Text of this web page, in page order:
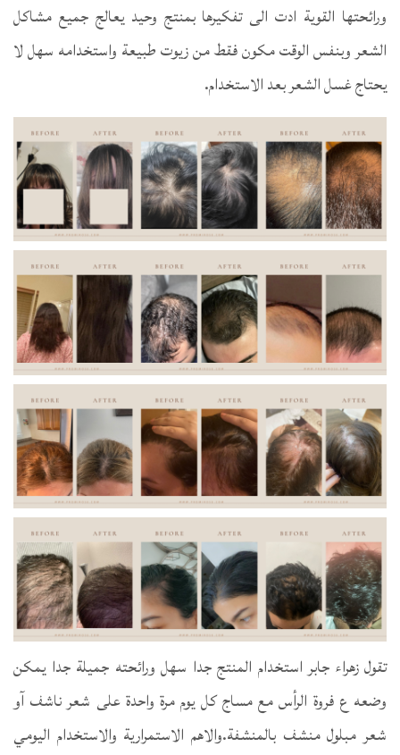
ورائحتها القوية ادت الى تفكيرها بمنتج وحيد يعالج جميع مشاكل
الشعر وبنفس الوقت مكون فقط من زيوت طبيعة واستخدامه سهل لا
يحتاج غسل الشعر بعد الاستخدام.
تقول زهراء جابر استخدام المنتج جدا سهل ورائحته جميلة جدا يمكن
وضعه ع فروة الرأس مع مساج كل يوم مرة واحدة على شعر ناشف آو
شعر مبلول منشف بالمنشفة.والاهم الاستمرارية والاستخدام اليومي